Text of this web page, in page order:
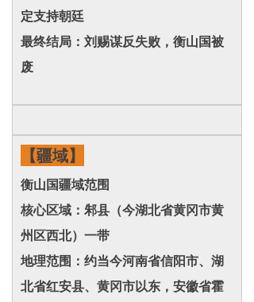
定支持朝廷
最终结局：刘赐谋反失败，衡山国被
废
【疆域】
衡山国疆域范围
核心区域：邾县（今湖北省黄冈市黄
州区西北）一带
地理范围：约当今河南省信阳市、湖
北省红安县、黄冈市以东，安徽省霍